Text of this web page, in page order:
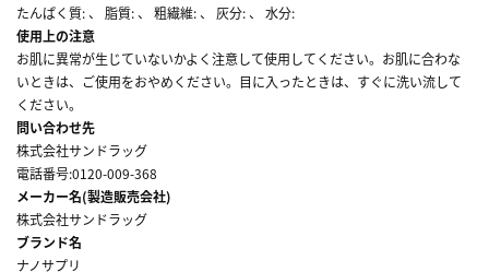
たんぱく質: 、 脂質: 、 粗繊維: 、 灰分: 、 水分:
使用上の注意
お肌に異常が生じていないかよく注意して使用してください。お肌に合わな
いときは、ご使用をおやめください。目に入ったときは、すぐに洗い流して
ください。
問い合わせ先
株式会社サンドラッグ
電話番号:0120-009-368
メーカー名(製造販売会社)
株式会社サンドラッグ
ブランド名
ナノサプリ